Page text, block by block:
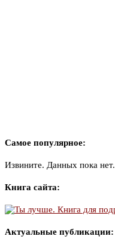
Самое популярное:
Извините. Данных пока нет.
Книга сайта:
Актуальные публикации: